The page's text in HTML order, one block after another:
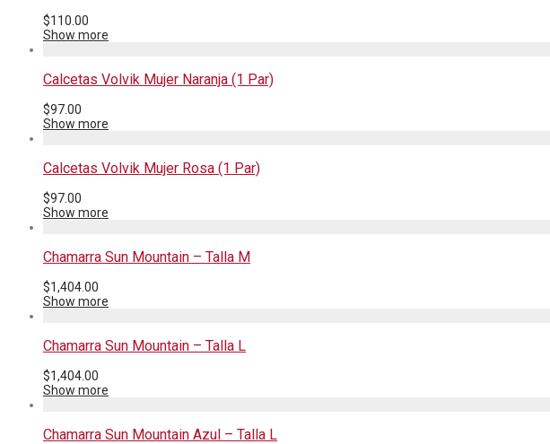
$110.00
Show more
Calcetas Volvik Mujer Naranja (1 Par)
$97.00
Show more
Calcetas Volvik Mujer Rosa (1 Par)
$97.00
Show more
Chamarra Sun Mountain – Talla M
$1,404.00
Show more
Chamarra Sun Mountain – Talla L
$1,404.00
Show more
Chamarra Sun Mountain Azul – Talla L